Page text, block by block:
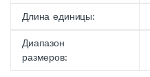
Длина единицы:
Диапазон
размеров: